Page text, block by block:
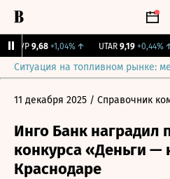
9,68 +1,04%↑ UTAR 9,19 +0,44%↑
Ситуация на топливном рынке:
11 декабря 2025 / Справочник
Инго Банк наградил
конкурса «Деньги —
Краснодаре